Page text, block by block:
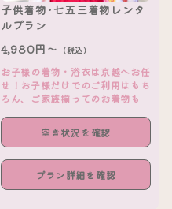
子供着物･七五三着物レンタ
ルプラン
4,980円～ （税込）
お子様の着物・浴衣は京越へお任
せ！お子様だけでのご利用はもち
ろん、ご家族揃ってのお着物も
空き状況を確認
プラン詳細を確認